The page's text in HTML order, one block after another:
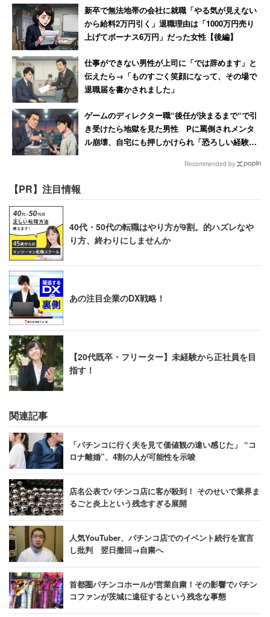
新卒で無法地帯の会社に就職「やる気が見えない
から給料2万円引く」退職理由は「1000万円売り
上げてボーナス6万円」だった女性【後編】
仕事ができない男性が上司に「では辞めます」と
伝えたら→「ものすごく笑顔になって、その場で
退職届を書かされました」
ゲームのディレクター職“後任が決まるまで“で引
き受けたら地獄を見た男性 Pに罵倒されメンタ
ル崩壊、自宅にも押しかけられ「恐ろしい経験で
Recommended by
【PR】注目情報
40代・50代の転職はやり方が9割。的ハズレなや
り方、終わりにしませんか
あの注目企業のDX戦略！
【20代既卒・フリーター】未経験から正社員を目
指す！
関連記事
「パチンコに行く夫を見て価値観の違い感じた」 “コ
ロナ離婚”、4割の人が可能性を示唆
店名公表でパチンコ店に客が殺到！ そのせいで業界ま
るごと炎上という残念すぎる展開
人気YouTuber、パチンコ店でのイベント続行を宣言
し批判 翌日撤回→自粛へ
首都圏パチンコホールが営業自粛！その影響でパチン
コファンが茨城に遠征するという残念な事態